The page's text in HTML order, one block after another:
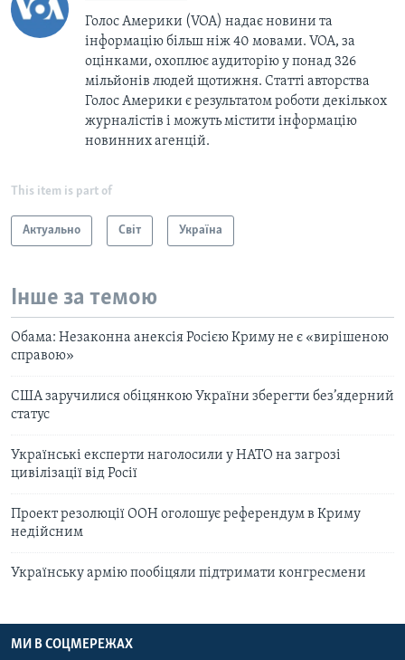
Голос Америки (VOA) надає новини та
інформацію більш ніж 40 мовами. VOA, за
оцінками, охоплює аудиторію у понад 326
мільйонів людей щотижня. Статті авторства
Голос Америки є результатом роботи декількох
журналістів і можуть містити інформацію
новинних агенцій.
This item is part of
Актуально Світ Україна
Інше за темою
Обама: Незаконна анексія Росією Криму не є «вирішеною
справою»
США заручилися обіцянкою України зберегти без’ядерний
статус
Українські експерти наголосили у НАТО на загрозі
цивілізації від Росії
Проект резолюції ООН оголошує референдум в Криму
недійсним
Українську армію пообіцяли підтримати конгресмени
МИ В СОЦМЕРЕЖАХ